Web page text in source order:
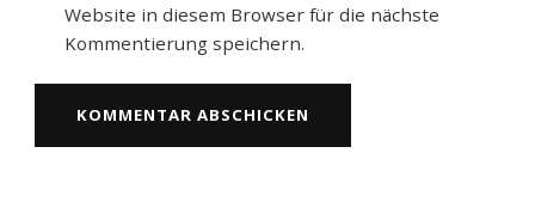
Website in diesem Browser für die nächste
Kommentierung speichern.